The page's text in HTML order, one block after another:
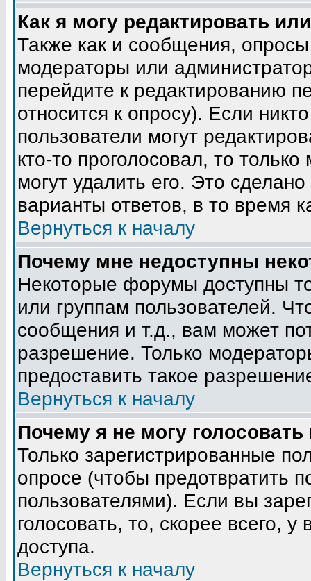
Как я могу редактировать
Также как и сообщения, опросы
модераторы или
перейдите к редактированию
относится к опросу). Если
пользователи могут
кто-то проголосовал, то
могут удалить его. Это
варианты ответов, в то время
Вернуться к началу
Почему мне недоступны
Некоторые форумы доступны
или группам пользователей.
сообщения и т.д., вам может
разрешение. Только
предоставить такое
Вернуться к началу
Почему я не могу голосовать
Только зарегистрированные
опросе (чтобы предотвратить
пользователями). Если вы
голосовать, то, скорее всего,
доступа.
Вернуться к началу